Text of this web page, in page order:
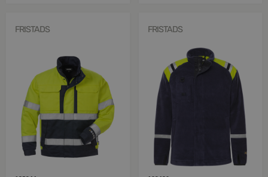
FRISTADS FRISTADS